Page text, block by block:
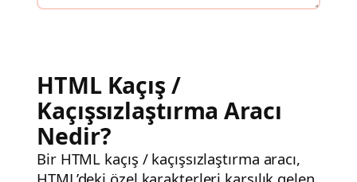
HTML Kaçış /
Kaçışsızlaştırma Aracı
Nedir?
Bir HTML kaçış / kaçışsızlaştırma aracı,